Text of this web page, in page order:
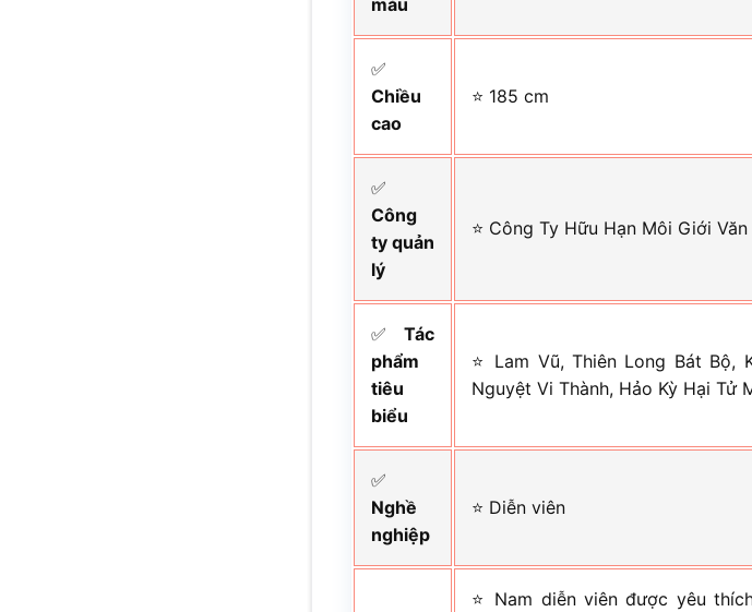
máu
✅
Chiều
cao
⭐ 185 cm
✅
Công
ty quản
lý
⭐ Công Ty Hữu Hạn Môi Giới
✅Tác
phẩm
tiêu
biểu
⭐ Lam Vũ, Thiên Long Bát Bộ,
Nguyệt Vi Thành, Hảo Kỳ Hại Tử
✅
Nghề
nghiệp
⭐ Diễn viên
⭐ Nam diễn viên được yêu